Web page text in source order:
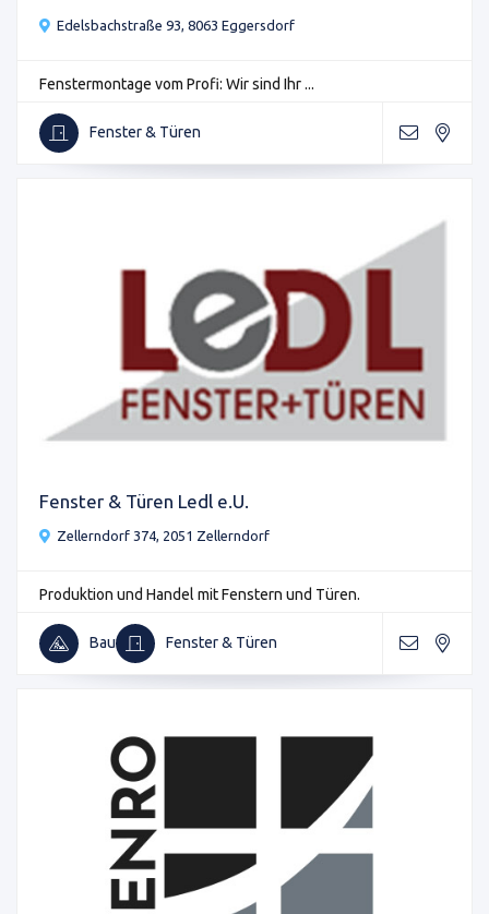
Edelsbachstraße 93, 8063 Eggersdorf
Fenstermontage vom Profi: Wir sind Ihr ...
Fenster & Türen
Fenster & Türen Ledl e.U.
Zellerndorf 374, 2051 Zellerndorf
Produktion und Handel mit Fenstern und Türen.
Bau Fenster & Türen